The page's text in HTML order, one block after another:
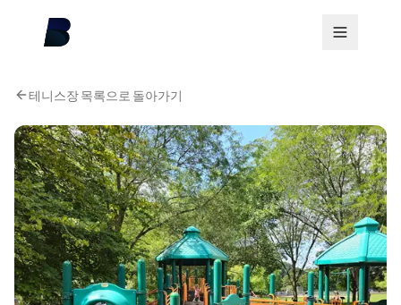
테니스장 목록으로 돌아가기